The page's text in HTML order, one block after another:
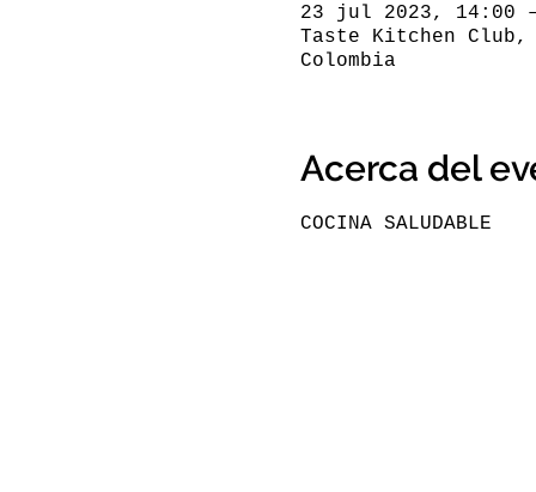
23 jul 2023, 14:00
Taste Kitchen Club,
Colombia
Acerca del
COCINA SALUDABLE